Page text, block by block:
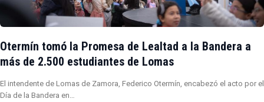
Otermín tomó la Promesa de Lealtad a la Bandera a
más de 2.500 estudiantes de Lomas
El intendente de Lomas de Zamora, Federico Otermín, encabezó el acto por el
Día de la Bandera en…